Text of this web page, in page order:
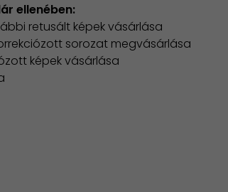
ellenében:
retusált képek vásárlása
sorozat megvásárlása
képek vásárlása